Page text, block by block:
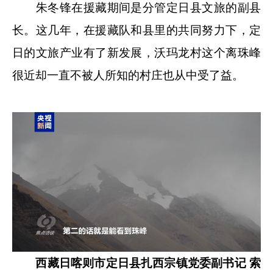
朱冬锋在援藏期间是分管定日县文旅的副县
长。这几年，在援藏队和县里的共同努力下，定
日的文旅产业有了新发展，沃玛龙村这个离珠峰
很近却一直不被人所知的村庄也从中受了益。
西藏日喀则市定日县扎西宗镇党委副书记 索